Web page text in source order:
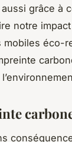
grâce à
notre
mobiles éco-